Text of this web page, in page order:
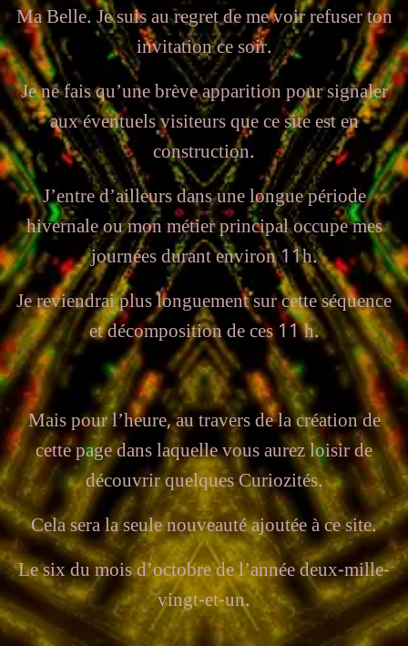
Ma Belle. Je suis au regret de me voir refuser ton
invitation ce soir.
Je ne fais qu’une brève apparition pour signaler
aux éventuels visiteurs que ce site est en
construction.
J’entre d’ailleurs dans une longue période
hivernale ou mon métier principal occupe mes
journées durant environ 11h.
Je reviendrai plus longuement sur cette séquence
et décomposition de ces 11 h.
Mais pour l’heure, au travers de la création de
cette page dans laquelle vous aurez loisir de
découvrir quelques Curiozités.
Cela sera la seule nouveauté ajoutée à ce site.
Le six du mois d’octobre de l’année deux-mille-
vingt-et-un.